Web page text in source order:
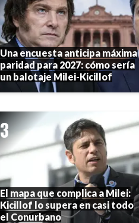
Una encuesta anticipa máxima
paridad para 2027: cómo sería
un balotaje Milei-Kicillof
El mapa que complica a Milei:
Kicillof lo supera en casi todo
el Conurbano